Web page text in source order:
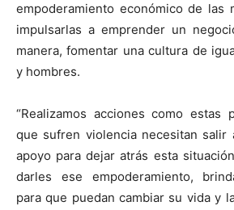
empoderamiento económico de las
impulsarlas a emprender un
manera, fomentar una cultura de
y hombres.
“Realizamos acciones como estas
que sufren violencia necesitan salir
apoyo para dejar atrás esta
darles ese empoderamiento,
para que puedan cambiar su vida y